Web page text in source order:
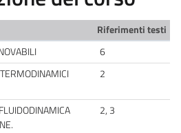
Riferimenti testi
6
2
2, 3